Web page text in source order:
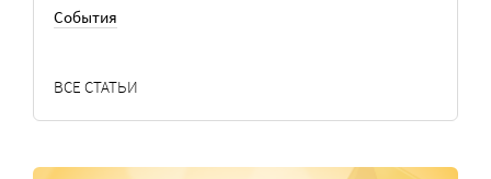
События
ВСЕ СТАТЬИ